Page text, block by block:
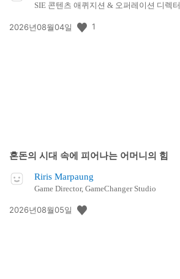
SIE 콘텐츠 애퀴지션 & 오퍼레이션 디렉터
공
2026년08월04일 1
혼돈의 시대 속에 피어나는 어머니의 힘
Riris Marpaung
Game Director, GameChanger Studio
공
2026년08월05일